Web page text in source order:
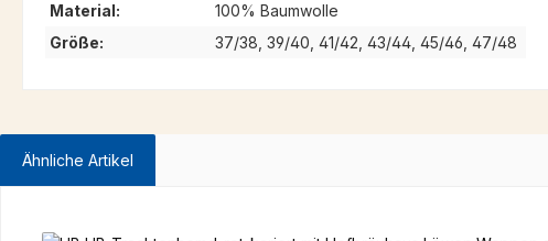
Material:
100% Baumwolle
Größe:
37/38, 39/40, 41/42, 43/44, 45/46, 47/48
Ähnliche Artikel